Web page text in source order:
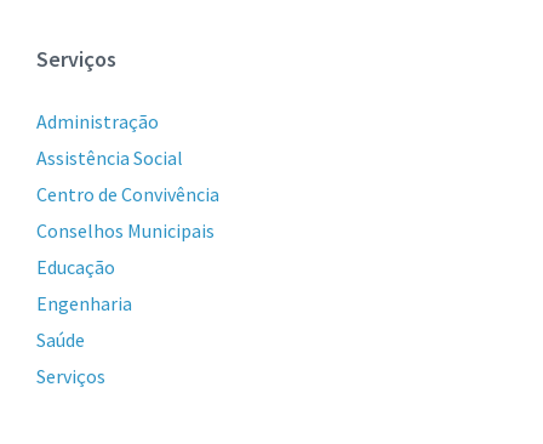
Serviços
Administração
Assistência Social
Centro de Convivência
Conselhos Municipais
Educação
Engenharia
Saúde
Serviços